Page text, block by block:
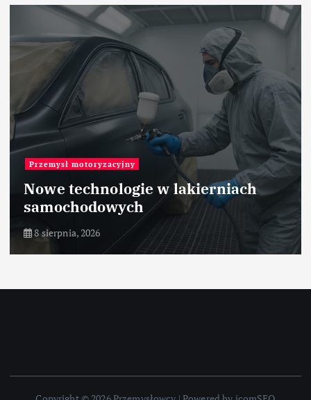
Przemysł motoryzacyjny
Nowe technologie w lakierniach
samochodowych
8 sierpnia, 2026